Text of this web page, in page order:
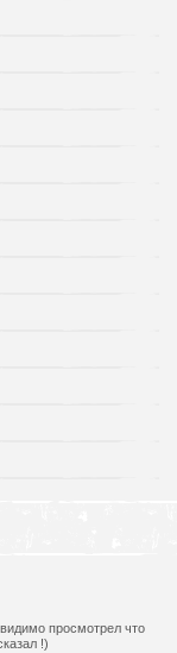
просмотрел что
!)